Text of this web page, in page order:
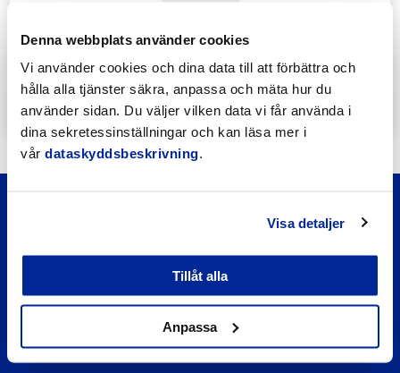
Denna webbplats använder cookies
Vi använder cookies och dina data till att förbättra och
hålla alla tjänster säkra, anpassa och mäta hur du
använder sidan. Du väljer vilken data vi får använda i
dina sekretessinställningar och kan läsa mer i
vår dataskyddsbeskrivning.
Visa detaljer
Tillåt alla
Anpassa
Annika Strömberg
Sysselsättningstjänster
annika.stomberg@jakobstad.fi
050 430 6640